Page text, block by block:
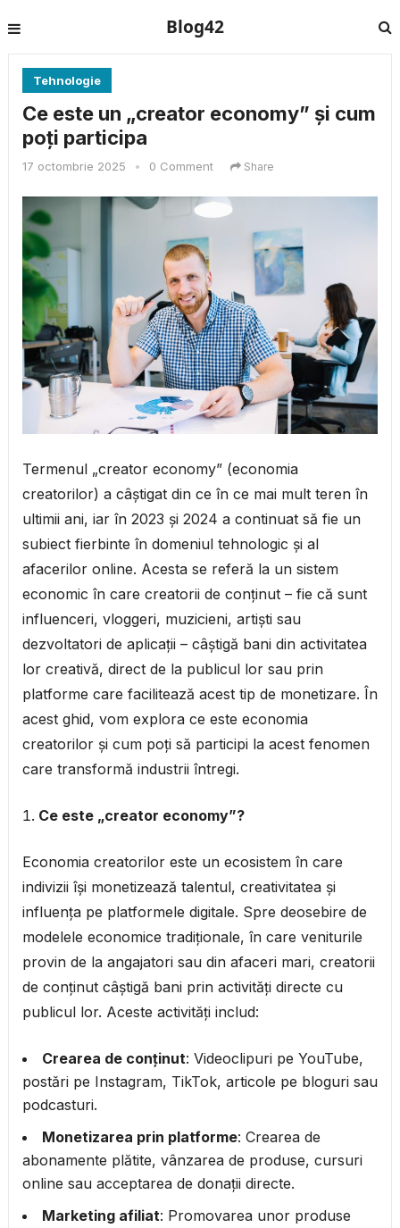
Blog42
Tehnologie
Ce este un „creator economy” și cum
poți participa
17 octombrie 2025 • 0 Comment Share
Termenul „creator economy” (economia
creatorilor) a câștigat din ce în ce mai mult teren în
ultimii ani, iar în 2023 și 2024 a continuat să fie un
subiect fierbinte în domeniul tehnologic și al
afacerilor online. Acesta se referă la un sistem
economic în care creatorii de conținut – fie că sunt
influenceri, vloggeri, muzicieni, artiști sau
dezvoltatori de aplicații – câștigă bani din activitatea
lor creativă, direct de la publicul lor sau prin
platforme care facilitează acest tip de monetizare. În
acest ghid, vom explora ce este economia
creatorilor și cum poți să participi la acest fenomen
care transformă industrii întregi.
Ce este „creator economy”?
Economia creatorilor este un ecosistem în care
indivizii își monetizează talentul, creativitatea și
influența pe platformele digitale. Spre deosebire de
modelele economice tradiționale, în care veniturile
provin de la angajatori sau din afaceri mari, creatorii
de conținut câștigă bani prin activități directe cu
publicul lor. Aceste activități includ:
Crearea de conținut: Videoclipuri pe YouTube,
postări pe Instagram, TikTok, articole pe bloguri sau
podcasturi.
Monetizarea prin platforme: Crearea de
abonamente plătite, vânzarea de produse, cursuri
online sau acceptarea de donații directe.
Marketing afiliat: Promovarea unor produse